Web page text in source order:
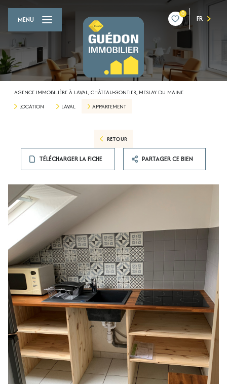
0
FR
MENU
AGENCE IMMOBILIÈRE À LAVAL, CHÂTEAU-GONTIER, MESLAY DU MAINE
LOCATION
LAVAL APPARTEMENT
RETOUR
TÉLÉCHARGER LA FICHE PARTAGER CE BIEN